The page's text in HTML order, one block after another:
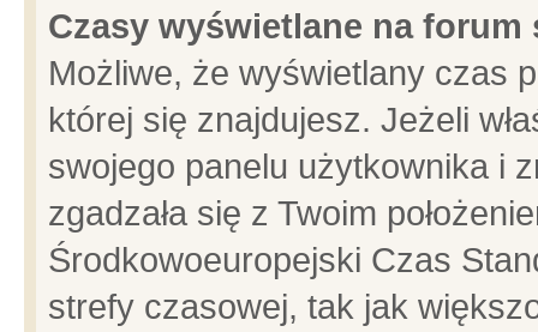
Czasy wyświetlane na forum
Możliwe, że wyświetlany czas
której się znajdujesz. Jeżeli
swojego panelu użytkownika i
zgadzała się z Twoim
Środkowoeuropejski Czas
strefy czasowej, tak jak